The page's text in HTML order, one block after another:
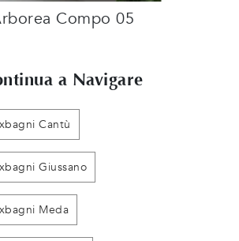
Compo 05
a Navigare
Cantù
Giussano
Meda